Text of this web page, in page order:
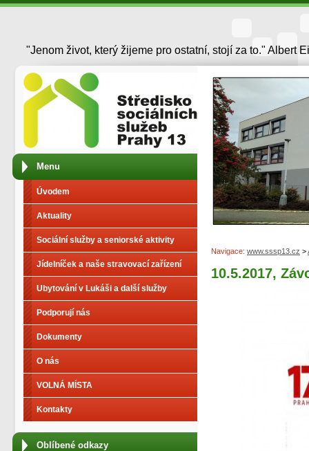
"Jenom život, který žijeme pro ostatní, stojí za to." Albert
Menu
Úvodem
Aktuality
Sociální služby a seniorské aktivity
Jídelníček a naše stravovací zařízení
Ubytování v Lukáši a další služby
Podporují nás
Dokumenty
O nás
VOLNÁ MÍSTA
Kontakty
Oblíbené odkazy
Navigace: www.sssp13.cz >
10.5.2017,